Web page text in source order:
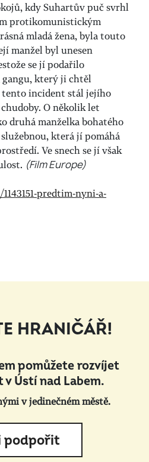
kdy Suhartův puč svrhl
protikomunistickým
mladá žena, byla touto
manžel byl unesen
se jí podařilo
který ji chtěl
incident stál jejího
O několik let
druhá manželka bohatého
která jí pomáhá
Ve snech se jí však
(Film Europe)
predtim-nyni-a-
HRANIČÁŘ!
pomůžete rozvíjet
Ústí nad Labem.
v jedinečném městě.
podpořit